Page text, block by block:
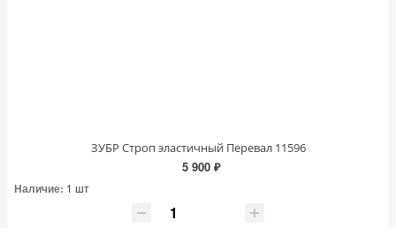
ЗУБР Строп эластичный Перевал 11596
5 900 ₽
Наличие: 1 шт